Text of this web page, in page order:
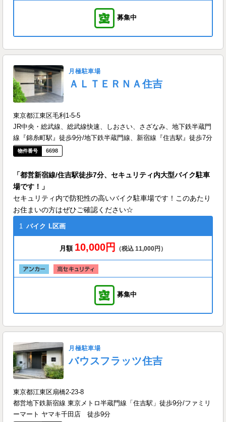
募集中
月極駐車場
ＡＬＴＥＲＮＡ住吉
東京都江東区毛利1-5-5
JR中央・総武線、総武線快速、しおさい、さざなみ、地下鉄半蔵門
線『錦糸町駅』徒歩9分/地下鉄半蔵門線、新宿線『住吉駅』徒歩7分
6698
「都営新宿線/住吉駅徒歩7分、セキュリティ内大型バイク駐車
場です！」
セキュリティ内で防犯性の高いバイク駐車場です！このあたり
お住まいの方はぜひご確認ください☆
1 バイク L区画
月額 10,000円 （税込 11,000円）
募集中
月極駐車場
バウスフラッツ住吉
東京都江東区扇橋2-23-8
都営地下鉄新宿線 東京メトロ半蔵門線「住吉駅」徒歩9分/ファミリ
ーマート ヤマキ千田店 徒歩9分